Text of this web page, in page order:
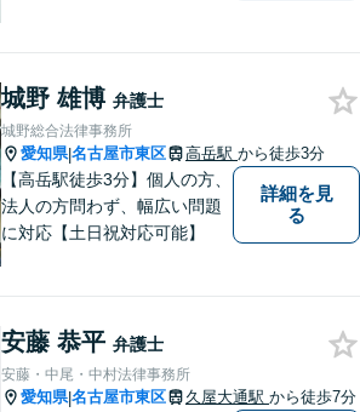
営判断ができるよう、法的側
面からバックアップします
【電話相談可】【オンライン
面談対応】
城野 雄博 弁護士
城野総合法律事務所
愛知県|名古屋市東区 高岳駅 から徒歩3分
【高岳駅徒歩3分】個人の方、
法人の方問わず、幅広い問題
に対応【土日祝対応可能】
詳細を見
る
安藤 恭平 弁護士
安藤・中尾・中村法律事務所
愛知県|名古屋市東区 久屋大通駅 から徒歩7分